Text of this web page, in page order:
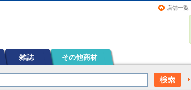
店舗一覧
雑誌 その他商材